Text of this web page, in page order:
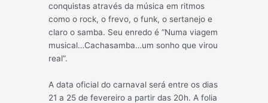
conquistas através da música em ritmos
como o rock, o frevo, o funk, o sertanejo e
claro o samba. Seu enredo é “Numa viagem
musical…Cachasamba…um sonho que virou
real”.
A data oficial do carnaval será entre os dias
21 a 25 de fevereiro a partir das 20h. A folia